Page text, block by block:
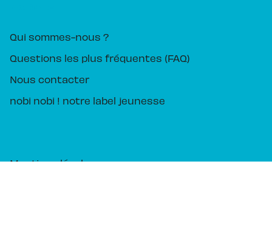
Qui sommes-nous ?
Questions les plus fréquentes (FAQ)
Nous contacter
nobi nobi ! notre label jeunesse
Mentions légales